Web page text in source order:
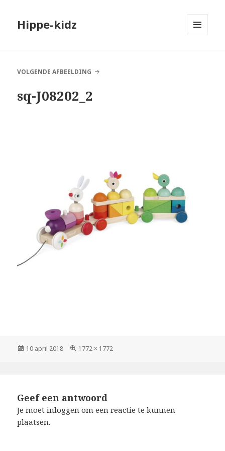
Hippe-kidz
VOLGENDE AFBEELDING
sq-J08202_2
Geplaatst
10 april 2018
Volledige
1772 × 1772
Geef een antwoord
Je moetinloggen om een reactie te kunnen
plaatsen.